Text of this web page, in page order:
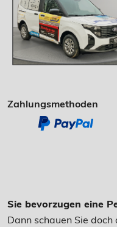
Zahlungsmethoden
Sie bevorzugen eine
Dann schauen Sie